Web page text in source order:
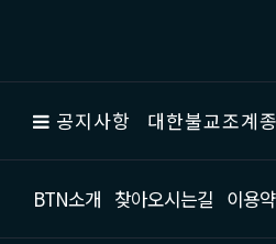
공지사항 대한불교조계
BTN소개 찾아오시는길 이용